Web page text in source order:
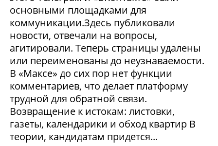
основными площадками для
коммуникации.Здесь публиковали
новости, отвечали на вопросы,
агитировали. Теперь страницы удалены
или переименованы до неузнаваемости.
В «Максе» до сих пор нет функции
комментариев, что делает платформу
трудной для обратной связи.
Возвращение к истокам: листовки,
газеты, календарики и обход квартир В
теории, кандидатам придется...